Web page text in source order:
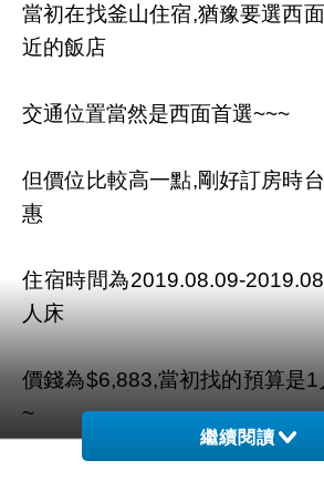
當初在找釜山住宿,猶豫要選西
近的飯店
交通位置當然是西面首選~~~
但價位比較高一點,剛好訂房時
惠
住宿時間為2019.08.09-
人床
價錢為$6,883,當初找的預算是
~
繼續閱讀